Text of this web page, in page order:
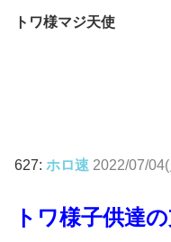
トワ様マジ天使
627: ホロ速 2022/07/
トワ様子供達